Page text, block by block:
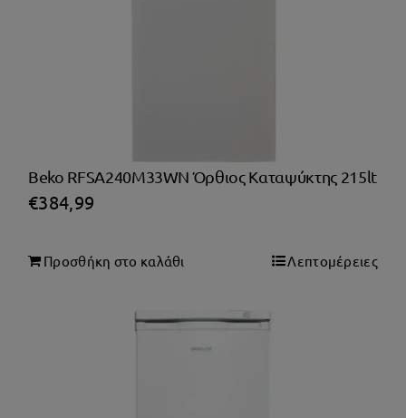
Beko RFSA240M33WN Όρθιος Καταψύκτης 215lt
€384,99
Προσθήκη στο καλάθι Λεπτομέρειες